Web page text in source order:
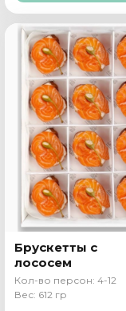
Брускетты с
лососем
Кол-во персон: 4-12
Вес: 612 гр